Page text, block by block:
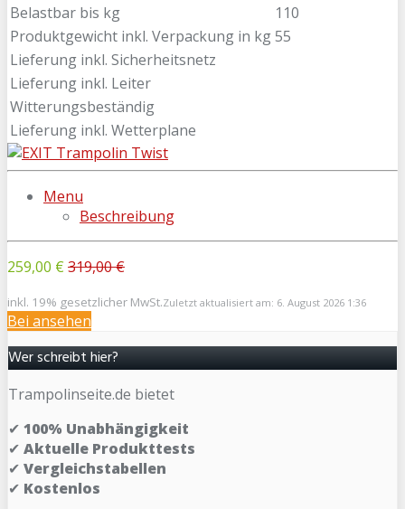
Belastbar bis kg
110
Produktgewicht inkl. Verpackung in kg55
Lieferung inkl. Sicherheitsnetz
Lieferung inkl. Leiter
Witterungsbeständig
Lieferung inkl. Wetterplane
Menu
Beschreibung
259,00 € 319,00 €
inkl. 19% gesetzlicher MwSt.Zuletzt aktualisiert am: 6. August 2026 1:36
Bei ansehen
Wer schreibt hier?
Trampolinseite.de bietet
✔ 100% Unabhängigkeit
✔ Aktuelle Produkttests
✔ Vergleichstabellen
✔ Kostenlos